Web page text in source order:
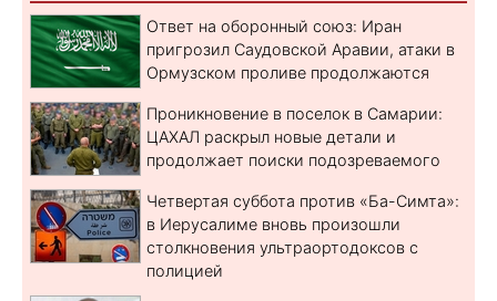
Ответ на оборонный союз: Иран
пригрозил Саудовской Аравии, атаки в
Ормузском проливе продолжаются
Проникновение в поселок в Самарии:
ЦАХАЛ раскрыл новые детали и
продолжает поиски подозреваемого
Четвертая суббота против «Ба-Симта»:
в Иерусалиме вновь произошли
столкновения ультраортодоксов с
полицией